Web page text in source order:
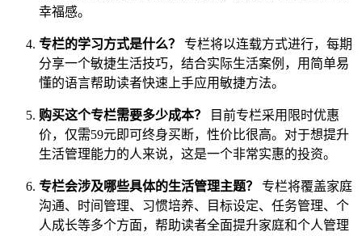
幸福感。
专栏的学习方式是什么？
专栏将以连载方式进行，每期
分享一个敏捷生活技巧，结合实际生活案例，用简单易
懂的语言帮助读者快速上手应用敏捷方法。
购买这个专栏需要多少成本？
目前专栏采用限时优惠
价，仅需59元即可终身买断，性价比很高。对于想提升
生活管理能力的人来说，这是一个非常实惠的投资。
专栏会涉及哪些具体的生活管理主题？
专栏将覆盖家庭
沟通、时间管理、习惯培养、目标设定、任务管理、个
人成长等多个方面，帮助读者全面提升家庭和个人管理